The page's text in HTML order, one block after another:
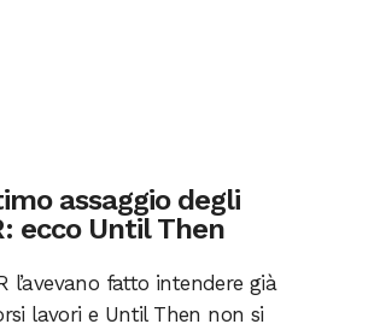
assaggio degli
ecco Until Then
l’avevano fatto intendere già
lavori e Until Then non si